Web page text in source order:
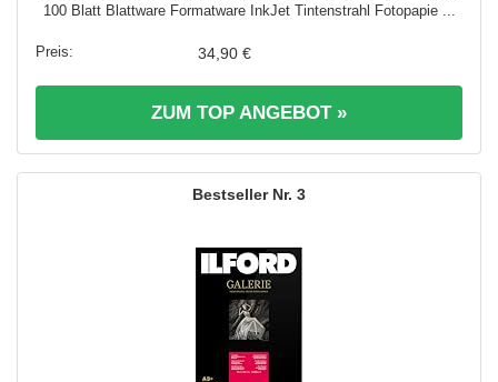
100 Blatt Blattware Formatware InkJet Tintenstrahl Fotopapie ...
34,90 €
ZUM TOP ANGEBOT »
3